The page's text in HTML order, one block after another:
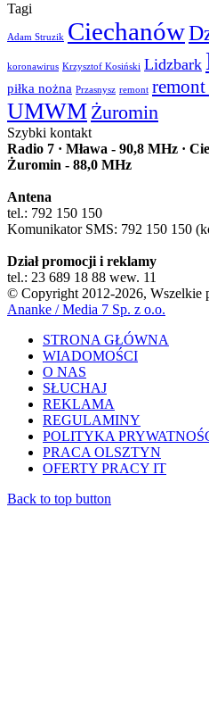
Tagi
Adam Struzik Ciechanów
koronawirus Krzysztof Kosiński Lidzbark
piłka nożna Przasnysz remont
UMWM Żuromin
Szybki kontakt
Radio 7 · Mława - 90,8 MHz ·
Żuromin - 88,0 MHz
Antena
tel.: 792 150 150
Komunikator SMS: 792 150 150
Dział promocji i reklamy
tel.: 23 689 18 88 wew. 11
© Copyright 2012-2026, Wszelkie
Ananke / Media 7 Sp. z o.o.
STRONA GŁÓWNA
WIADOMOŚCI
O NAS
SŁUCHAJ
REKLAMA
REGULAMINY
POLITYKA
PRACA OLSZTYN
OFERTY PRACY IT
Back to top button